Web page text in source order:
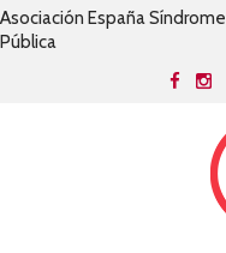
Asociación España
Pública